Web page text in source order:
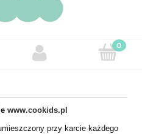
www.cookids.pl
przy karcie każdego